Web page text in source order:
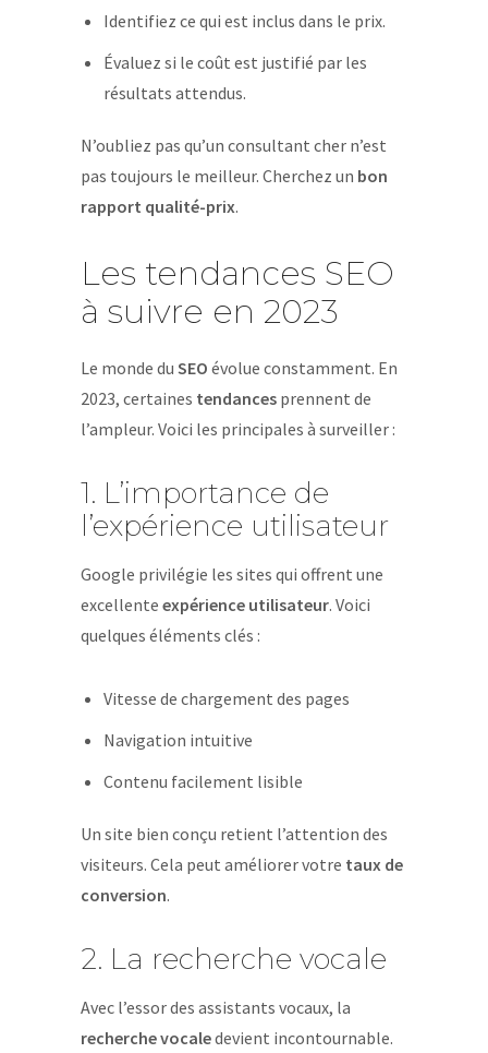
Identifiez ce qui est inclus dans le prix.
Évaluez si le coût est justifié par les
résultats attendus.
N’oubliez pas qu’un consultant cher n’est
pas toujours le meilleur. Cherchez un bon
rapport qualité-prix.
Les tendances SEO
à suivre en 2023
Le monde du SEO évolue constamment. En
2023, certaines tendances prennent de
l’ampleur. Voici les principales à surveiller :
1. L’importance de
l’expérience utilisateur
Google privilégie les sites qui offrent une
excellente expérience utilisateur. Voici
quelques éléments clés :
Vitesse de chargement des pages
Navigation intuitive
Contenu facilement lisible
Un site bien conçu retient l’attention des
visiteurs. Cela peut améliorer votre taux de
conversion.
2. La recherche vocale
Avec l’essor des assistants vocaux, la
recherche vocaledevient incontournable.